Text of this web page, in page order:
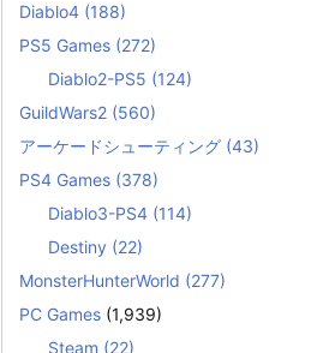
Diablo4 (188)
PS5 Games (272)
Diablo2-PS5 (124)
GuildWars2 (560)
アーケードシューティング (43)
PS4 Games (378)
Diablo3-PS4 (114)
Destiny (22)
MonsterHunterWorld (277)
PC Games (1,939)
Steam (22)